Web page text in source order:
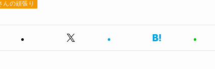
んの頑張り